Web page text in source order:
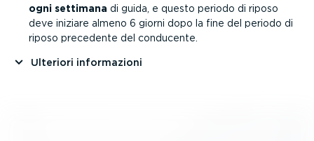
ogni settimana di guida, e questo periodo di riposo
deve iniziare almeno 6 giorni dopo la fine del periodo di
riposo precedente del conducente.
Ulteriori infor­ma­zioni